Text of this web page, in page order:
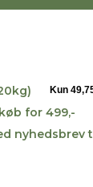
for 499,-
nyhedsbrev